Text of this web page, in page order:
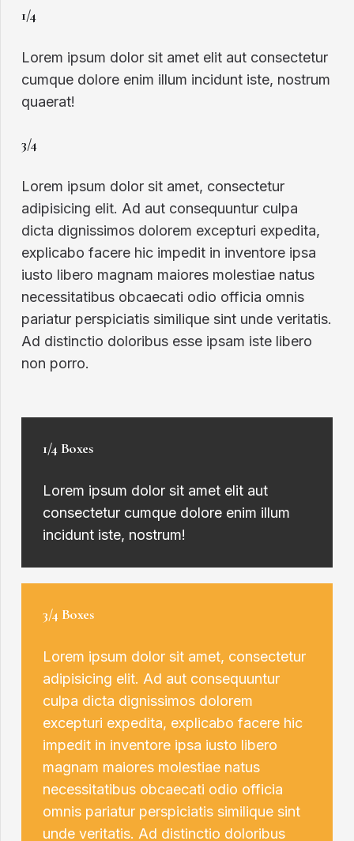
1/4
Lorem ipsum dolor sit amet elit aut consectetur
cumque dolore enim illum incidunt iste, nostrum
quaerat!
3/4
Lorem ipsum dolor sit amet, consectetur
adipisicing elit. Ad aut consequuntur culpa
dicta dignissimos dolorem excepturi expedita,
explicabo facere hic impedit in inventore ipsa
iusto libero magnam maiores molestiae natus
necessitatibus obcaecati odio officia omnis
pariatur perspiciatis similique sint unde veritatis.
Ad distinctio doloribus esse ipsam iste libero
non porro.
1/4 Boxes
Lorem ipsum dolor sit amet elit aut
consectetur cumque dolore enim illum
incidunt iste, nostrum!
3/4 Boxes
Lorem ipsum dolor sit amet, consectetur
adipisicing elit. Ad aut consequuntur
culpa dicta dignissimos dolorem
excepturi expedita, explicabo facere hic
impedit in inventore ipsa iusto libero
magnam maiores molestiae natus
necessitatibus obcaecati odio officia
omnis pariatur perspiciatis similique sint
unde veritatis. Ad distinctio doloribus